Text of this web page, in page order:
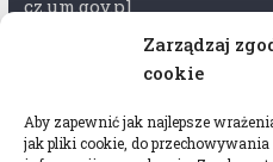
Zarządzaj
cookie
Aby zapewnić jak najlepsze
jak pliki cookie, do
cz.um.gov.pl
Adres skrzynki
rytka